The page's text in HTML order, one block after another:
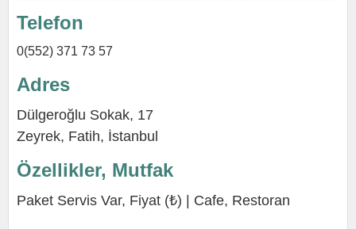
Telefon
0(552) 371 73 57
Adres
Dülgeroğlu Sokak, 17
Zeyrek, Fatih, İstanbul
Özellikler, Mutfak
Paket Servis Var, Fiyat (₺) | Cafe, Restoran